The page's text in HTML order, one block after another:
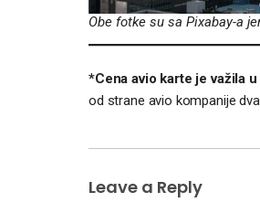
Obe fotke su sa Pixabay-a
*Cena avio karte je važila
od strane avio kompanije
Leave a Reply